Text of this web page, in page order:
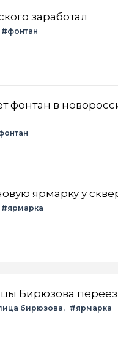
заработал
#фонтан
фонтан в
ярмарку у
#ярмарка
Бирюзова
бирюзова
#ярмарка